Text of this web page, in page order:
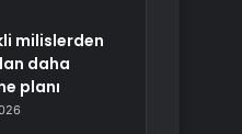
milislerden
daha
planı